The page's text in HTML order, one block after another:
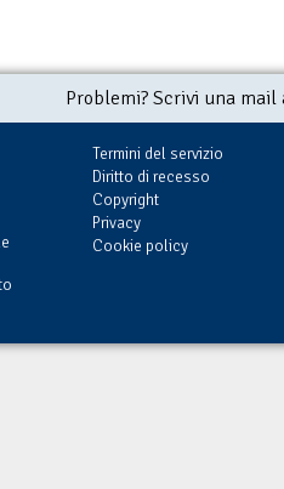
Problemi? Scrivi una
Termini del servizio
Diritto di recesso
Copyright
Privacy
Cookie policy